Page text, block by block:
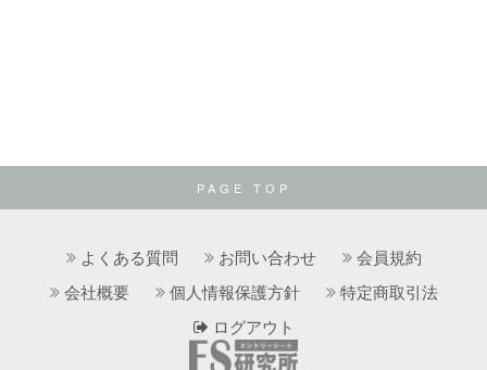
PAGE TOP
よくある質問 お問い合わせ
会員規約
会社概要
個人情報保護方針
特定商取引法
ログアウト